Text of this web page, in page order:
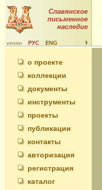
Славянское
письменное
наследие
version РУС ENG
о проекте
коллекции
документы
инструменты
проекты
публикации
контакты
авторизация
регистрация
каталог